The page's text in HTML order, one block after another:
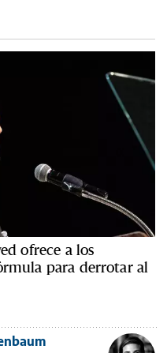
ofrece a los
para derrotar al